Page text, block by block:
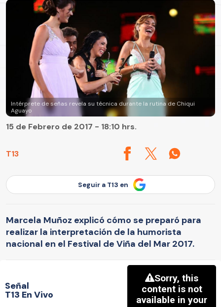
Intérprete de señas revela su técnica durante la rutina de Chiqui
Aguayo
T13
15 de Febrero de 2017 - 18:10 hrs.
Seguir a T13 en
Marcela Muñoz explicó cómo se preparó para
realizar la interpretación de la humorista
nacional en el Festival de Viña del Mar 2017.
Señal
T13 En Vivo